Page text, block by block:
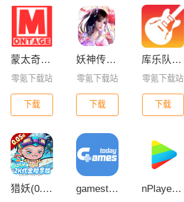
蒙太奇影视2025最新版本下载
零氪下载站
下载
妖神传GM版
零氪下载站
下载
库乐队app官方版下载
零氪下载站
下载
猎妖(0.05折2K代金畅享版) gamestoday手机版安卓版 nPlayer播放器下载